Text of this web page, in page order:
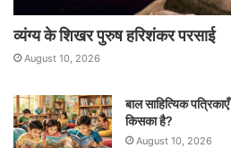
व्यंग्य के शिखर पुरुष हरिशंकर परसाई
August 10, 2026
बाल साहित्यिक
किसका है?
August 10, 2026